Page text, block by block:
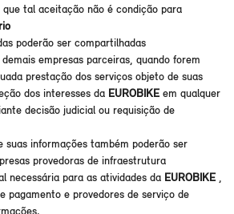
tal aceitação não é condição para
poderão ser compartilhadas
empresas parceiras, quando forem
prestação dos serviços objeto de suas
dos interesses da EUROBIKE em qualquer
decisão judicial ou requisição de
suas informações também poderão ser
provedoras de infraestrutura
necessária para as atividades da EUROBIKE ,
pagamento e provedores de serviço de